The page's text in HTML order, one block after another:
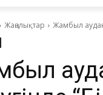
Жаңалықтар Жамбыл